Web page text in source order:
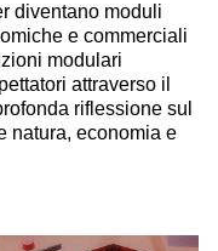
diventano moduli
e commerciali
modulari
attraverso il
riflessione sul
natura, economia e